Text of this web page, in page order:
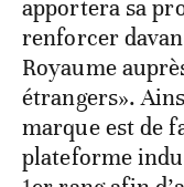
apportera sa
renforcer
Royaume
étrangers».
marque est de
plateforme